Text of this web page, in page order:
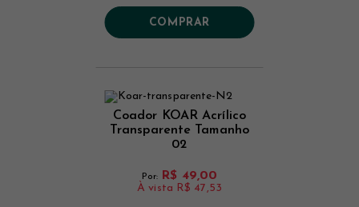
COMPRAR
Coador KOAR Acrílico
Transparente Tamanho
02
Por: R$ 49,00
À vista R$ 47,53